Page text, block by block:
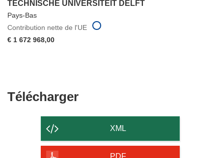
TECHNISCHE UNIVERSITEIT DELFT
Pays-Bas
Contribution nette de l'UE
€ 1 672 968,00
TéléchargerTélécharger
contenu
de
XML
PDF